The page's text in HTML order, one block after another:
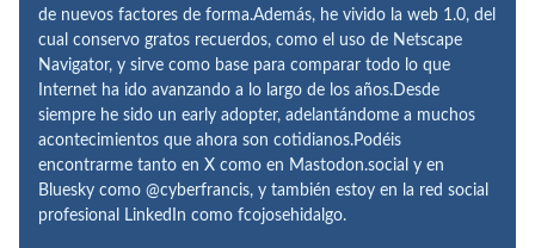
de nuevos factores de forma.Además, he vivido la web 1.0, del
cual conservo gratos recuerdos, como el uso de Netscape
Navigator, y sirve como base para comparar todo lo que
Internet ha ido avanzando a lo largo de los años.Desde
siempre he sido un early adopter, adelantándome a muchos
acontecimientos que ahora son cotidianos.Podéis
encontrarme tanto en X como en Mastodon.social y en
Bluesky como @cyberfrancis, y también estoy en la red social
profesional LinkedIn como fcojosehidalgo.